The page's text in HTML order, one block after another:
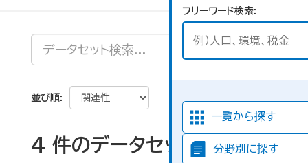
フリーワード検索
一覧から探す
分野別に探す
並び順
4 件のデータセットが見つか